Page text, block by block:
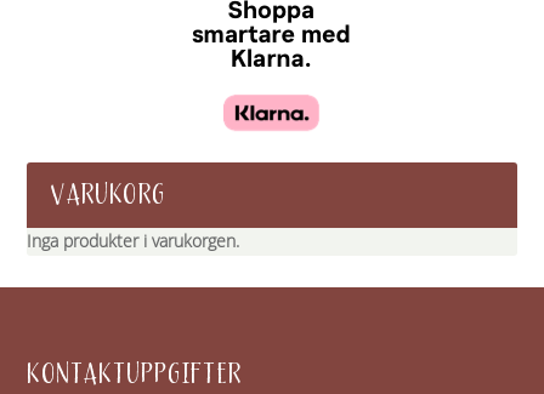
VARUKORG
Inga produkter i varukorgen.
KONTAKTUPPGIFTER